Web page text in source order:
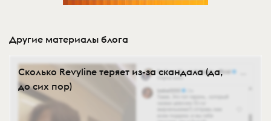
Другие материалы блога
Сколько Revyline теряет из-за скандала (да,
до сих пор)